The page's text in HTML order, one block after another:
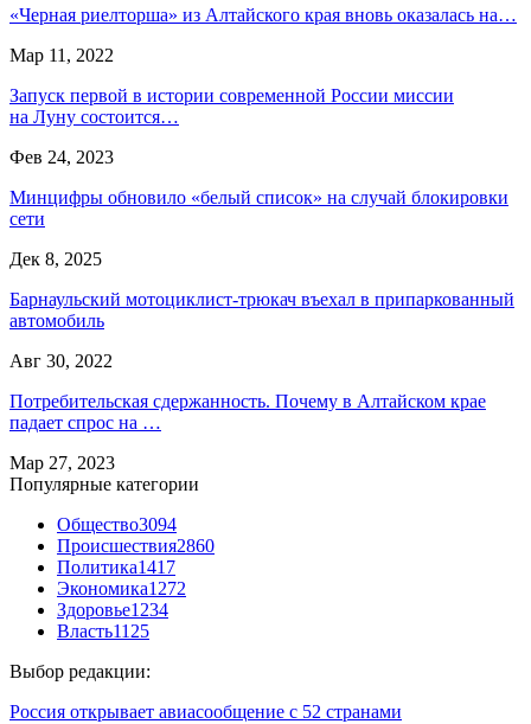
«Черная риелторша» из Алтайского края вновь оказалась на…
Мар 11, 2022
Запуск первой в истории современной России миссии
на Луну состоится…
Фев 24, 2023
Минцифры обновило «белый список» на случай блокировки
сети
Дек 8, 2025
Барнаульский мотоциклист-трюкач въехал в припаркованный
автомобиль
Авг 30, 2022
Потребительская сдержанность. Почему в Алтайском крае
падает спрос на …
Мар 27, 2023
Популярные категории
Общество3094
Происшествия2860
Политика1417
Экономика1272
Здоровье1234
Власть1125
Выбор редакции:
Россия открывает авиасообщение с 52 странами